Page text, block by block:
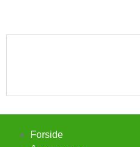
Forside